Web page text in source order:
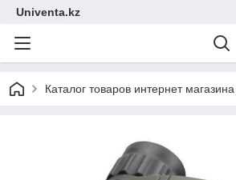
Univenta.kz
Каталог товаров интернет